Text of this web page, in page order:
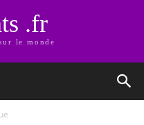
.fr
le monde